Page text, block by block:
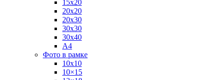
15х20
20х20
20х30
30х30
30х40
А4
Фото в рамке
10х10
10×15